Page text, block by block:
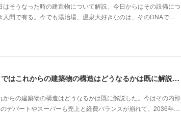
そうなった時の建造物について解説、今日からはその設備につ
間で有る。今でも湯治場、温泉大好きなのは、そのDNAで…
日本の不動産を無価値にする未曽有の人口減少。ではこれからの建築物の構造はどうなるかは既に解説した。今はその内部の内容。その1
らの建築物の構造はどうなるかは既に解説した。今はその内部
デパートやスーパーも売上と経費バランスが崩れて、2036年…